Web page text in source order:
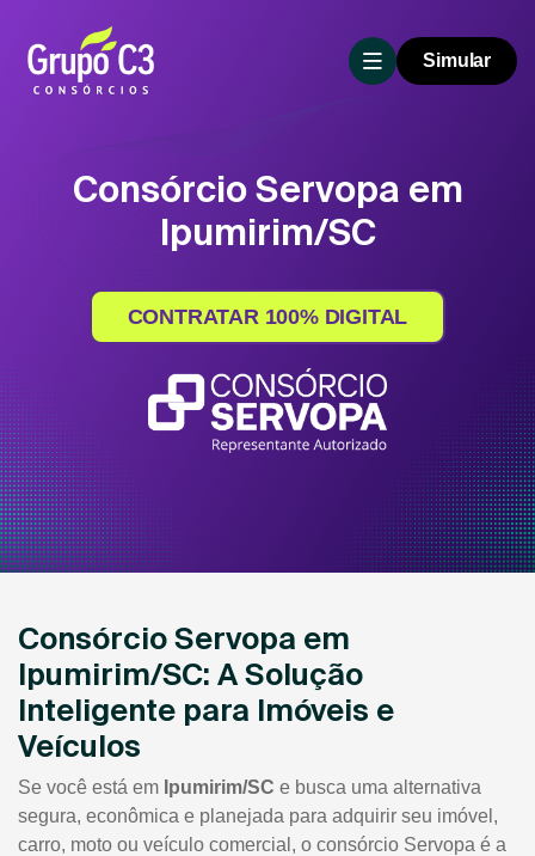
Simular
Consórcio Servopa em
Ipumirim/SC
CONTRATAR 100% DIGITAL
Consórcio Servopa em
Ipumirim/SC: A Solução
Inteligente para Imóveis e
Veículos
Se você está em Ipumirim/SC e busca uma alternativa
segura, econômica e planejada para adquirir seu imóvel,
carro, moto ou veículo comercial, o consórcio Servopa é a